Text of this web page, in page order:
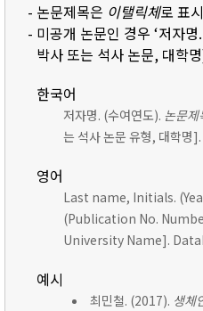
- 논문제목은 이탤릭체로 표
- 미공개 논문인 경우 ‘저자
박사 또는 석사 논문, 대학
한국어
저자명. (수여연도). 논문제
는 석사 논문 유형, 대학명
영어
Last name, Initials.
(Publication No.
University Name].
예시
최민철. (2017). 생체